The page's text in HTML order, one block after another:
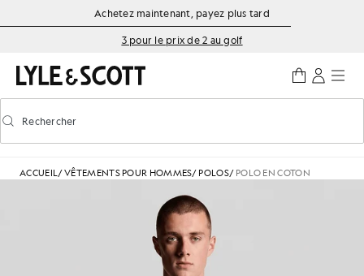
Aller directement au contenu principal
Informations sur l'accessibilité
Achetez maintenant, payez plus tard
3 pour le prix de 2 au golf
Activer/désactiver la recherche prédictive
Rechercher
ACCUEIL/VÊTEMENTS POUR HOMMES/ POLOS/ POLO EN COTON